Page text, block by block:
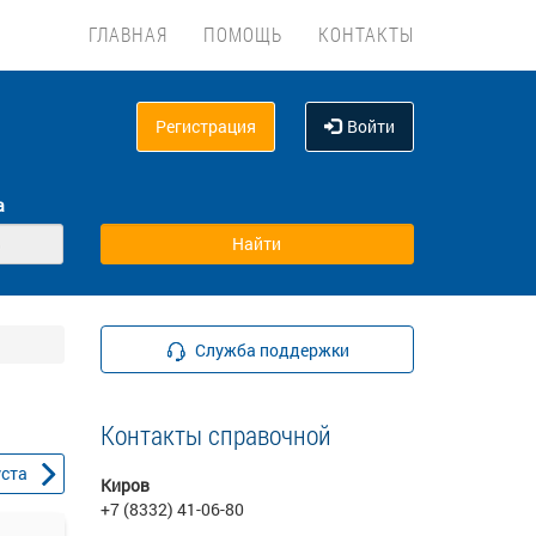
ГЛАВНАЯ ПОМОЩЬ КОНТАКТЫ
Регистрация Войти
Служба поддержки
Контакты справочной
Киров
+7 (8332) 41-06-80